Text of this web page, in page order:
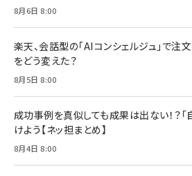
8月6日 8:00
楽天、会話型の「AIコンシェルジュ」で注
をどう変えた？
8月5日 8:00
成功事例を真似しても成果は出ない！？
けよう【ネッ担まとめ】
8月4日 8:00